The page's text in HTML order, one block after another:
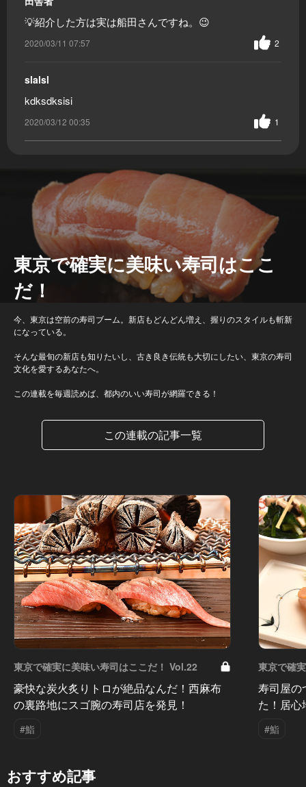
💡紹介した方は実は船田さんですね。😉
2020/03/11 07:57 2
slalsl
kdksdksisi
2020/03/12 00:35 1
東京で確実に美味い寿司はここ
だ！
今、東京は空前の寿司ブーム。新店もどんどん増え、握りのスタイルも斬新
になっている。
そんな最旬の新店も知りたいし、古き良き伝統も大切にしたい、東京の寿司
文化を愛するあなたへ。
この連載を毎週読めば、都内のいい寿司が網羅できる！
この連載の記事一覧
東京で確実に美味い寿司はここだ！ Vol.22
豪快な炭火炙りトロが絶品なんだ！西麻布
の裏路地にスゴ腕の寿司店を発見！
#鮨
東京で確
寿司屋の
た！居
#鮨
おすすめ記事